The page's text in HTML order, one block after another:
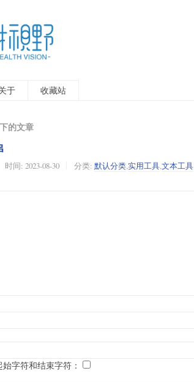
于 收藏站
的文章
时间: 2023-08-30 分类: 默认分类,实用工具,文本工具
字符和结束字符：